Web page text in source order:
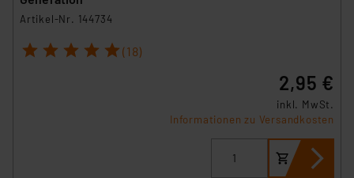
Artikel-Nr. 144734
1 2 3 4 5 (18)
2,95 €
inkl. MwSt.
Informationen zu Versandkosten